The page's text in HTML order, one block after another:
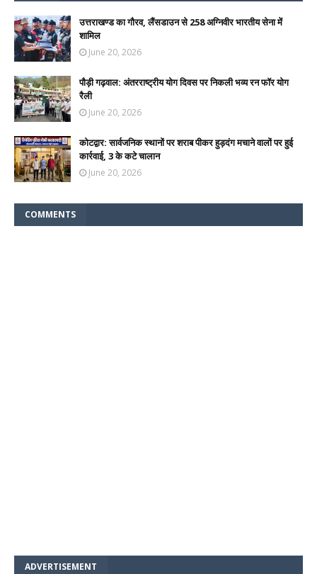
उत्तराखण्ड का गौरव, लैंसडाउन से 258 अग्निवीर भारतीय सेना में
शामिल
June 20, 2026
पौड़ी गढ़वाल: अंतरराष्ट्रीय योग दिवस पर निकली भव्य रन फॉर योग
रैली
June 20, 2026
कोटद्वार: सार्वजनिक स्थानों पर शराब पीकर हुड़दंग मचाने वालों पर हुई
कार्रवाई, 3 के कटे चालान
June 20, 2026
COMMENTS
ADVERTISEMENT